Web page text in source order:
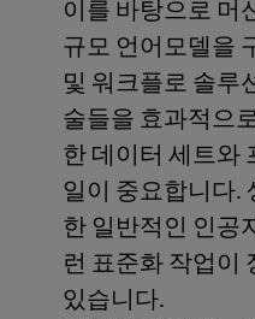
이를 바탕으로 머
규모 언어모델을
및 워크플로 솔루
술들을 효과적으
한 데이터 세트와
일이 중요합니다.
한 일반적인 인공
런 표준화 작업이
있습니다.